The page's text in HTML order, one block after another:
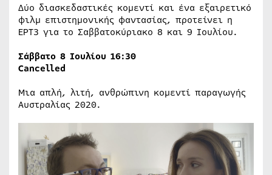
Δύο διασκεδαστικές κομεντί και ένα εξαιρετικό
φιλμ επιστημονικής φαντασίας, προτείνει η
ΕΡΤ3 για το Σαββατοκύριακο 8 και 9 Ιουλίου.
Σάββατο 8 Ιουλίου 16:30
Cancelled
Μια απλή, λιτή, ανθρώπινη κομεντί παραγωγής
Αυστραλίας 2020.